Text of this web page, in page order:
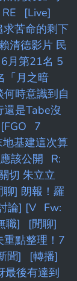
RE
[Live]
苦命的剩下
清德影片 民
月第21名 5
「月之暗
何時意識到自
還是Tabe沒
[FGO
7
基建這次算
該公開
R:
切 朱立立
聊] 朗報！羅
論] [V Fw:
職]
[閒聊]
重點整理！7
聞]
[轉播]
最後有達到